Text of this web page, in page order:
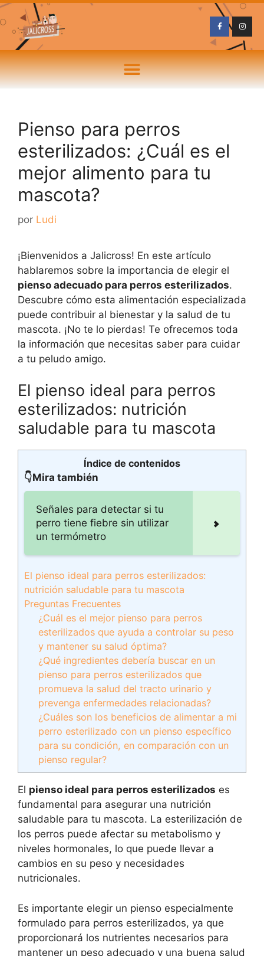
Pienso para perros
esterilizados: ¿Cuál es el
mejor alimento para tu
mascota?
por Ludi
¡Bienvenidos a Jalicross! En este artículo
hablaremos sobre la importancia de elegir el
pienso adecuado para perros esterilizados.
Descubre cómo esta alimentación especializada
puede contribuir al bienestar y la salud de tu
mascota. ¡No te lo pierdas! Te ofrecemos toda
la información que necesitas saber para cuidar
a tu peludo amigo.
El pienso ideal para perros
esterilizados: nutrición
saludable para tu mascota
Índice de contenidos
👇Mira también
Señales para detectar si tu
perro tiene fiebre sin utilizar
un termómetro
El pienso ideal para perros esterilizados:
nutrición saludable para tu mascota
Preguntas Frecuentes
¿Cuál es el mejor pienso para perros
esterilizados que ayuda a controlar su peso
y mantener su salud óptima?
¿Qué ingredientes debería buscar en un
pienso para perros esterilizados que
promueva la salud del tracto urinario y
prevenga enfermedades relacionadas?
¿Cuáles son los beneficios de alimentar a mi
perro esterilizado con un pienso específico
para su condición, en comparación con un
pienso regular?
El pienso ideal para perros esterilizados es
fundamental para asegurar una nutrición
saludable para tu mascota. La esterilización de
los perros puede afectar su metabolismo y
niveles hormonales, lo que puede llevar a
cambios en su peso y necesidades
nutricionales.
Es importante elegir un pienso especialmente
formulado para perros esterilizados, ya que
proporcionará los nutrientes necesarios para
mantener un peso adecuado y una buena salud